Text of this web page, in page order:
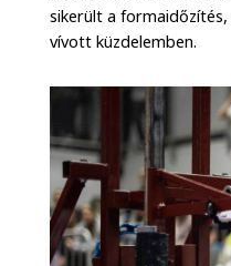
sikerült a
vívott küzdelemben.